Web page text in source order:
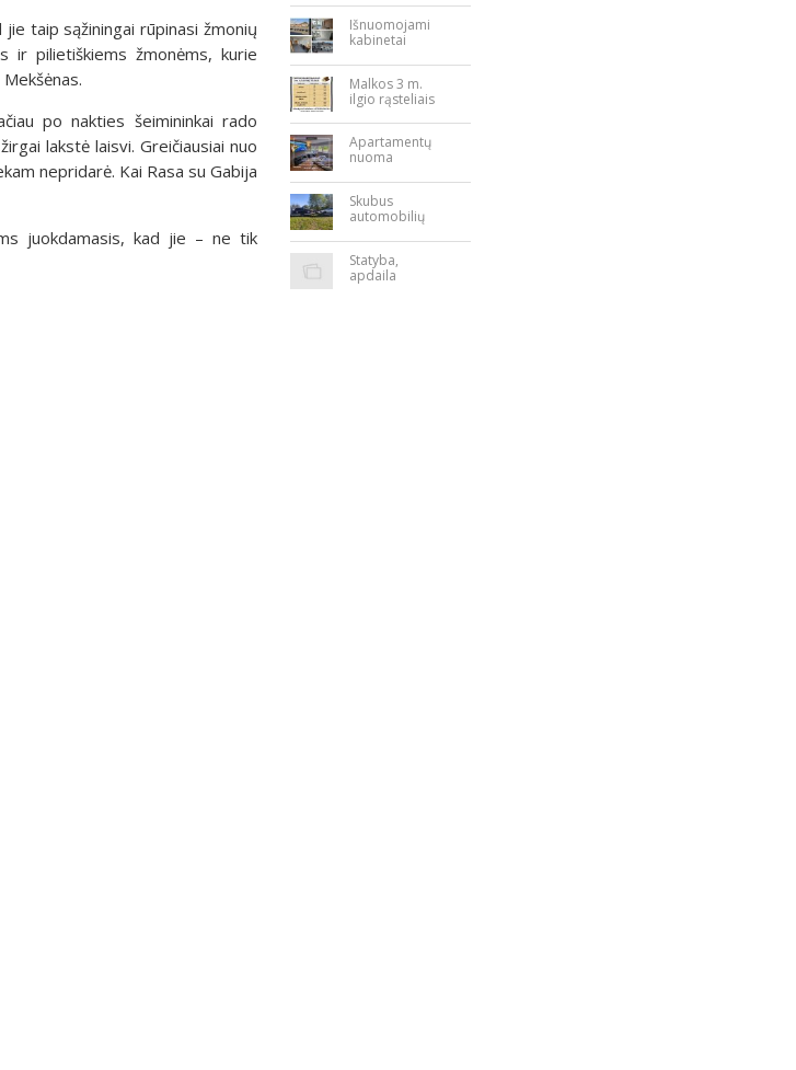
taip sąžiningai rūpinasi žmonių
ir pilietiškiems žmonėms, kurie
po nakties šeimininkai rado
lakstė laisvi. Greičiausiai nuo
nepridarė. Kai Rasa su Gabija
juokdamasis, kad jie – ne tik
briketai
Išnuomojami
kabinetai
bės aikštėje
Malkos 3 m.
ilgio rąsteliais
Apartamentų
nuoma
Skubus
automobilių
Statyba,
apdaila